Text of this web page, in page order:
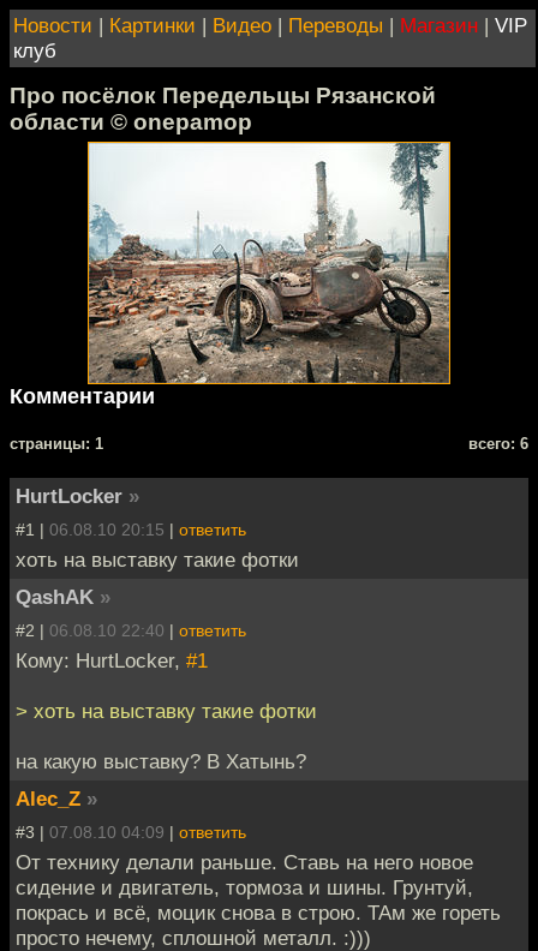
Новости | Картинки | Видео | Переводы | Магазин | VIP
клуб
Про посёлок Передельцы Рязанской
области © onepamop
Комментарии
cтраницы: 1 всего: 6
HurtLocker »
#1 | 06.08.10 20:15 | ответить
хоть на выставку такие фотки
QashAK »
#2 | 06.08.10 22:40 | ответить
Кому: HurtLocker, #1
> хоть на выставку такие фотки
на какую выставку? В Хатынь?
Alec_Z »
#3 | 07.08.10 04:09 | ответить
От технику делали раньше. Ставь на него новое
сидение и двигатель, тормоза и шины. Грунтуй,
покрась и всё, моцик снова в строю. ТАм же гореть
просто нечему, сплошной металл. :)))